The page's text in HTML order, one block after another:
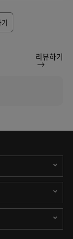
리뷰하기